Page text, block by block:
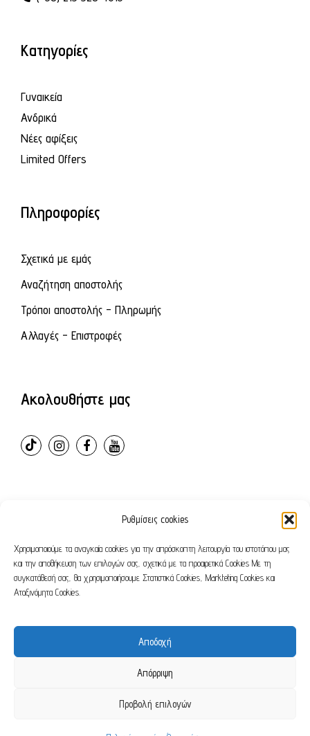
Ρυθμίσεις cookies
Χρησιμοποιούμε τα αναγκαία cookies για την απρόσκοπτη λειτουργία του ιστοτόπου μας
και την αποθήκευση των επιλογών σας, σχετικά με τα προαιρετικά Cookies Με τη
συγκατάθεσή σας, θα χρησιμοποιήσουμε Στατιστικά Cookies, Markteting Cookies και
Αταξινόμητα Cookies.
Αποδοχή
Απόρριψη
Προβολή επιλογών
Κατηγορίες
Γυναικεία
Ανδρικά
Νέες αφίξεις
Limited Offers
Πληροφορίες
Σχετικά με εμάς
Αναζήτηση αποστολής
Τρόποι αποστολής - Πληρωμής
Αλλαγές - Επιστροφές
Ακολουθήστε μας
© 2024 – ovvioanatomic. All Rights Reserved. E-shop
developed by Webleaders.gr